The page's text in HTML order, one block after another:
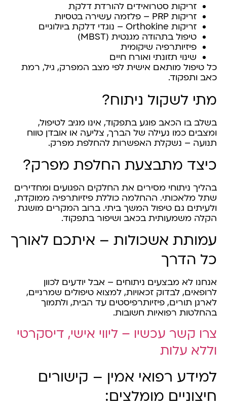
זריקות סטרואידים להורדת דלקת
זריקות PRP – פלזמה עשירה בטסיות
זריקות Orthokine – נוגדי דלקת ביולוגיים
טיפול בתהודה מגנטית (MBST)
פיזיותרפיה שיקומית
שינוי תזונתי ואורח חיים
כל טיפול מותאם אישית לפי מצב המפרק, גיל, רמת
כאב ותפקוד.
מתי לשקול ניתוח?
בשלב בו הכאב פוגע בתפקוד, אינו מגיב לטיפול,
ומצבים כמו נעילה של הברך, צליעה או אובדן טווח
תנועה – נשקלת האפשרות להחלפת מפרק.
כיצד מתבצעת החלפת מפרק?
בהליך ניתוחי מסירים את החלקים הפגועים ומחדירים
שתל מלאכותי. ההחלמה כוללת פיזיותרפיה ממוקדת,
ולעיתים גם טיפול המשך ביתי. ברוב המקרים מושגת
הקלה משמעותית בכאב ושיפור בתפקוד.
עמותת אשכולות – איתכם לאורך
כל הדרך
אנחנו לא מבצעים ניתוחים – אבל יודעים לכוון
לרופאים, לבדוק זכאויות, למצוא טיפולים שמרניים,
לארגן תורים, פיזיותרפיסטים עד הבית, ולתמוך
בהחלטות רפואיות חשובות.
צרו קשר עכשיו – ליווי אישי, דיסקרטי
וללא עלות
למידע רפואי אמין – קישורים
חיצוניים מומלצים: